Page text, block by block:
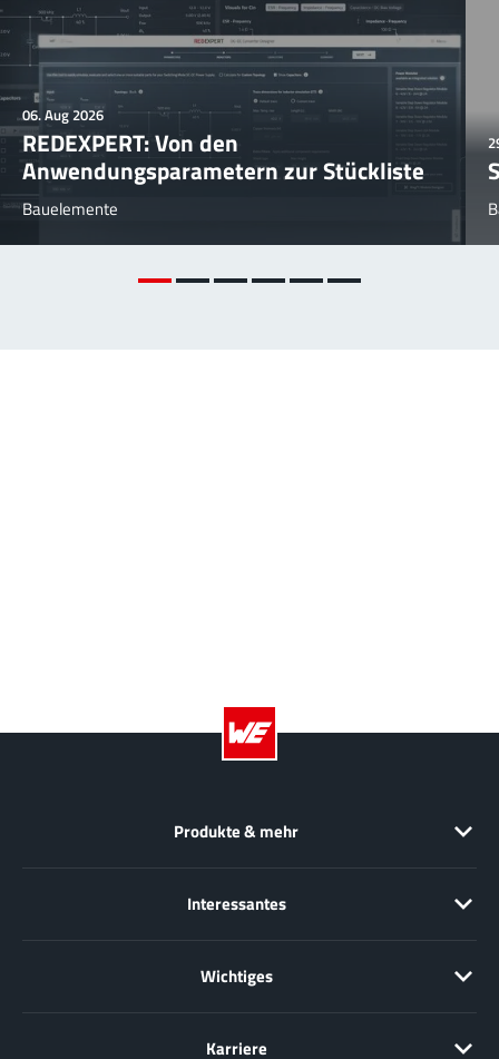
06. Aug 2026
REDEXPERT: Von den
Anwendungsparametern zur Stückliste
Bauelemente
Produkte & mehr
Interessantes
Wichtiges
Karriere